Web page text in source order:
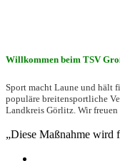
Willkommen beim TSV
Sport macht Laune und hält
populäre breitensportliche
Landkreis Görlitz. Wir freuen
„Diese Maßnahme wird